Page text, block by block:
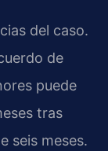
del caso.
de
puede
tras
seis meses.